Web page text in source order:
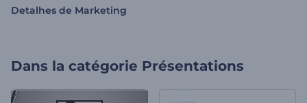
Detalhes de Marketing
Dans la catégorie Présentations